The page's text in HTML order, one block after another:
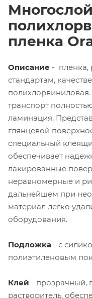
пленка
Описание - пленка,
стандартам,
транспорт
ламинация.
глянцевой
специальный
обеспечивает
лакированные
неравномерные и
дальнейшем при
материал легко
оборудования.
Подложка - с
полиэтиленовым
Клей - прозрачный,
растворитель,